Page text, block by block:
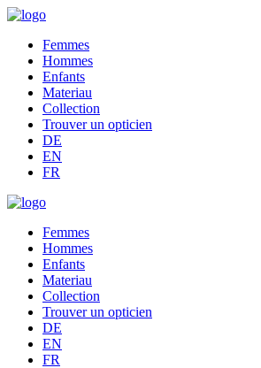
Femmes
Hommes
Enfants
Materiau
Collection
Trouver un opticien
DE
EN
FR
Femmes
Hommes
Enfants
Materiau
Collection
Trouver un opticien
DE
EN
FR